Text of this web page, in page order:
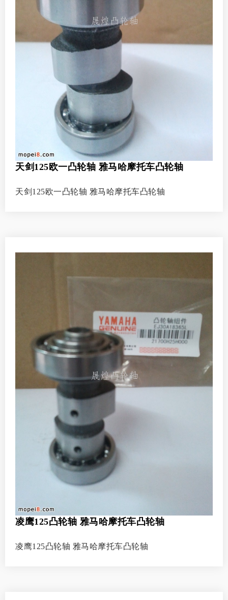
天剑125欧一凸轮轴 雅马哈摩托车凸轮轴
天剑125欧一凸轮轴 雅马哈摩托车凸轮轴
凌鹰125凸轮轴 雅马哈摩托车凸轮轴
凌鹰125凸轮轴 雅马哈摩托车凸轮轴